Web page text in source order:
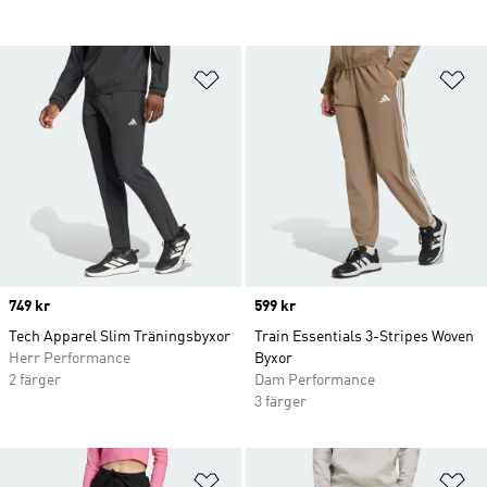
Lägg till på önskelistan
Price
749 kr
Tech Apparel Slim Träningsbyxor
Herr Performance
2 färger
Price
599 kr
Train Essentials 3-Stripes Woven
Byxor
Dam Performance
3 färger
Lägg till på önskelistan